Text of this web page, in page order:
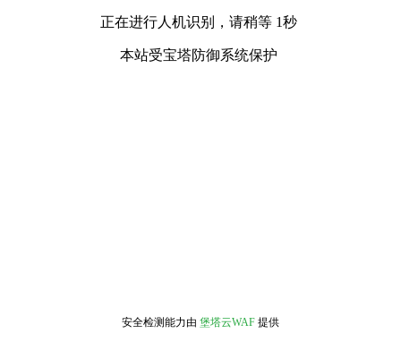
正在进行人机识别，请稍等 1秒
本站受宝塔防御系统保护
安全检测能力由 堡塔云WAF 提供